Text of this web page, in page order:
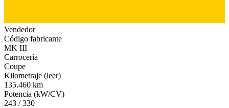
Vendedor
Código fabricante
MK III
Carrocería
Coupe
Kilometraje (leer)
135.460 km
Potencia (kW/CV)
243 / 330